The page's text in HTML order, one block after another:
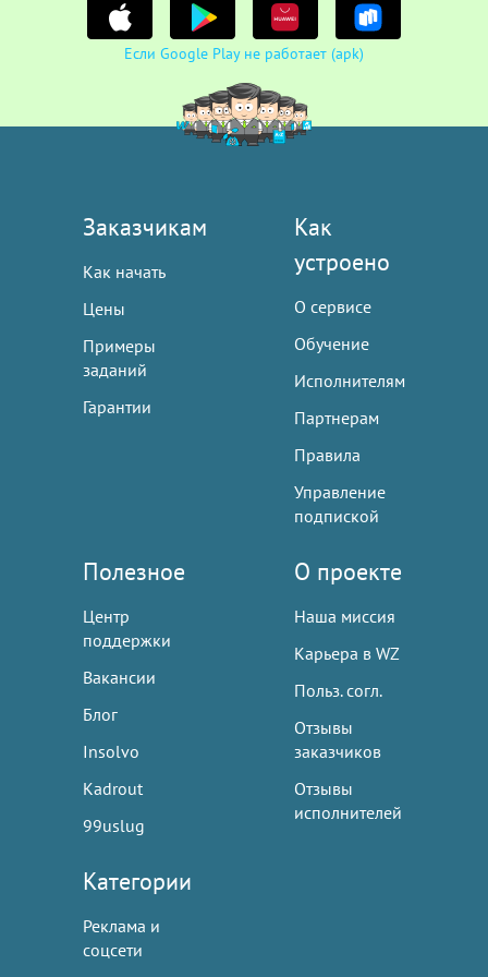
Если Google Play не работает (apk)
Заказчикам
Как начать
Цены
Примеры
заданий
Гарантии
Как
устроено
О сервисе
Обучение
Исполнителям
Партнерам
Правила
Управление
подпиской
Полезное
Центр
поддержки
Вакансии
Блог
Insolvo
Kadrout
99uslug
О проекте
Наша миссия
Карьера в WZ
Польз. согл.
Отзывы
заказчиков
Отзывы
исполнителей
Категории
Реклама и
соцсети